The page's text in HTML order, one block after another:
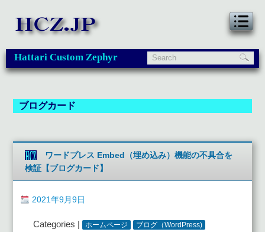
Hattari Custom Zephyr
ブログカード
ワードプレス Embed（埋め込み）機能の不具合を
検証【ブログカード】
2021年9月9日
Categories | ホームページ ブログ（WordPress)